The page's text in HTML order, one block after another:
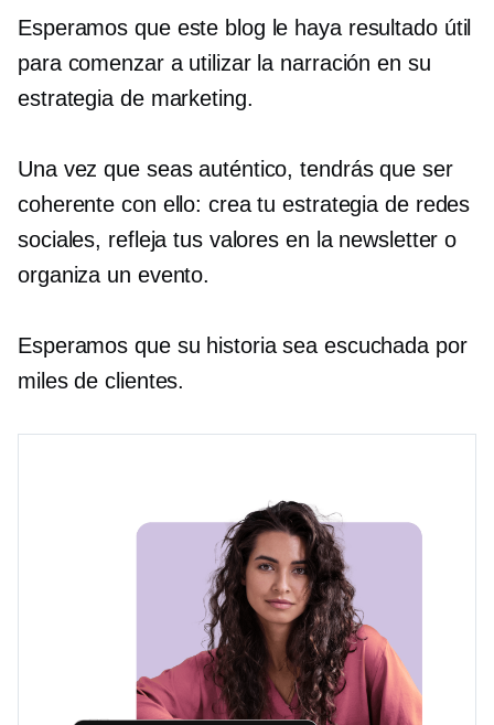
Esperamos que este blog le haya resultado útil
para comenzar a utilizar la narración en su
estrategia de marketing.
Una vez que seas auténtico, tendrás que ser
coherente con ello: crea tu estrategia de redes
sociales, refleja tus valores en la newsletter o
organiza un evento.
Esperamos que su historia sea escuchada por
miles de clientes.